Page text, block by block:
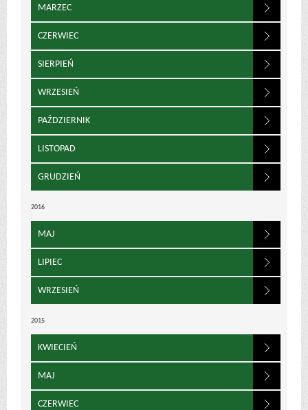
MARZEC
CZERWIEC
SIERPIEŃ
WRZESIEŃ
PAŹDZIERNIK
LISTOPAD
GRUDZIEŃ
2016
MAJ
LIPIEC
WRZESIEŃ
2015
KWIECIEŃ
MAJ
CZERWIEC